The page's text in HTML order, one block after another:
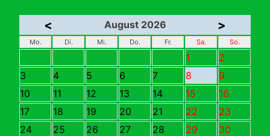
< August 2026 >
Mo. Di. Mi. Do. Fr. Sa. So.
1
2
3
4 5 6 7 8
9
10
11 12 13 14 15
16
17
18 19 20 21 22
23
24
25 26 27 28 29 30